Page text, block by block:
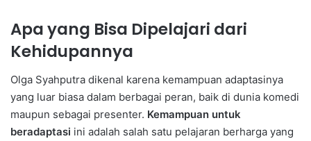
Apa yang Bisa Dipelajari dari
Kehidupannya
Olga Syahputra dikenal karena kemampuan adaptasinya
yang luar biasa dalam berbagai peran, baik di dunia komedi
maupun sebagai presenter. Kemampuan untuk
beradaptasi ini adalah salah satu pelajaran berharga yang